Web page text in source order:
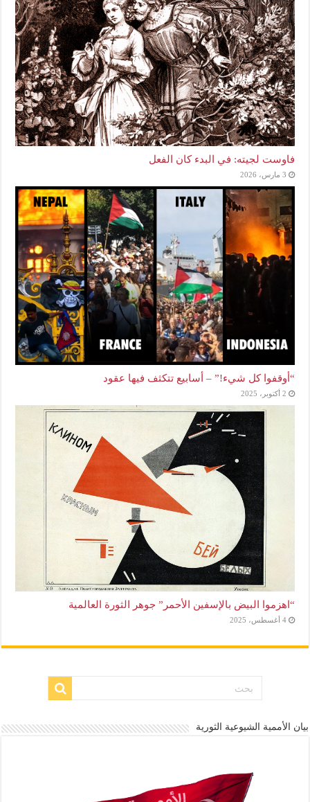
فاوست لجيته: في البدء كان الفعل
3 مارس، 2026
“أوقفوا كل شيء!” – أسابيع تتكثف فيها عقود
2 أكتوبر، 2025
“اهزموا البيض بالإسفين الأحمر” جوهر الثورة العالمية
4 أغسطس، 2025
بيان الأممية الشيوعية الثورية